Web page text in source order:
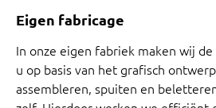
Eigen fabricage
In onze eigen fabriek maken wij
u op basis van het grafisch
assembleren, spuiten en